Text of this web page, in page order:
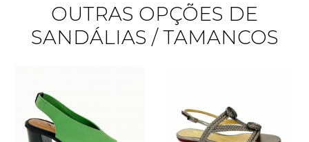
OUTRAS OPÇÕES DE
SANDÁLIAS / TAMANCOS